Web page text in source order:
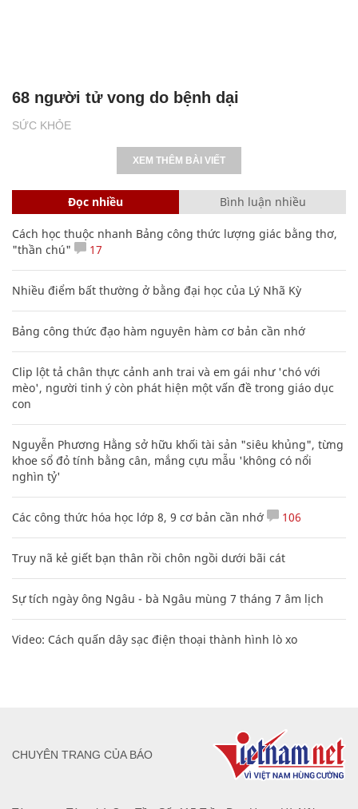
SỨC KHỎE
68 người tử vong do bệnh dại
XEM THÊM BÀI VIẾT
Đọc nhiều Bình luận nhiều
Cách học thuộc nhanh Bảng công thức lượng giác bằng thơ,
"thần chú"
17
Nhiều điểm bất thường ở bằng đại học của Lý Nhã Kỳ
Bảng công thức đạo hàm nguyên hàm cơ bản cần nhớ
Clip lột tả chân thực cảnh anh trai và em gái như 'chó với
mèo', người tinh ý còn phát hiện một vấn đề trong giáo dục
con
Nguyễn Phương Hằng sở hữu khối tài sản "siêu khủng", từng
khoe sổ đỏ tính bằng cân, mắng cựu mẫu 'không có nổi
nghìn tỷ'
Các công thức hóa học lớp 8, 9 cơ bản cần nhớ 106
Truy nã kẻ giết bạn thân rồi chôn ngồi dưới bãi cát
Sự tích ngày ông Ngâu - bà Ngâu mùng 7 tháng 7 âm lịch
Video: Cách quấn dây sạc điện thoại thành hình lò xo
CHUYÊN TRANG CỦA BÁO